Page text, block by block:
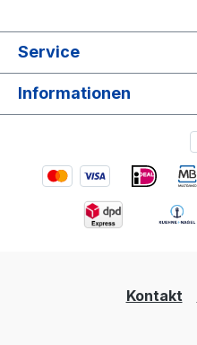
Service
Informationen
Kontakt